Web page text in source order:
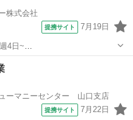
株式会社
提携サイト 7月19日
[勤務地・最寄
選択可 ワールド...
ーマニーセンター 山口支店
提携サイト 7月22日